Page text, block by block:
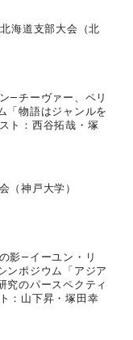
海道支部大会（北
―チーヴァー、ペリ
「物語はジャンルを
ト：西谷拓哉・塚
（神戸大学）
影―イーユン・リ
ンポジウム「アジア
究のパースペクティ
：山下昇・塚田幸